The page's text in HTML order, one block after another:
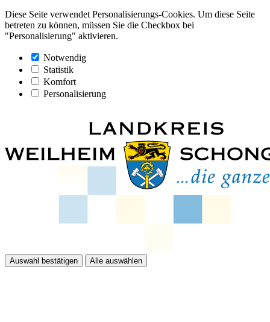
Diese Seite verwendet Personalisierungs-Cookies. Um diese Seite
betreten zu können, müssen Sie die Checkbox bei
"Personalisierung" aktivieren.
Notwendig
Statistik
Komfort
Personalisierung
Auswahl bestätigen Alle auswählen